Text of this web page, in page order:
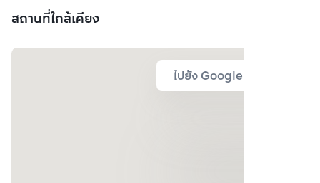
สถานที่ใกล้เคียง
ไปยัง Google Map